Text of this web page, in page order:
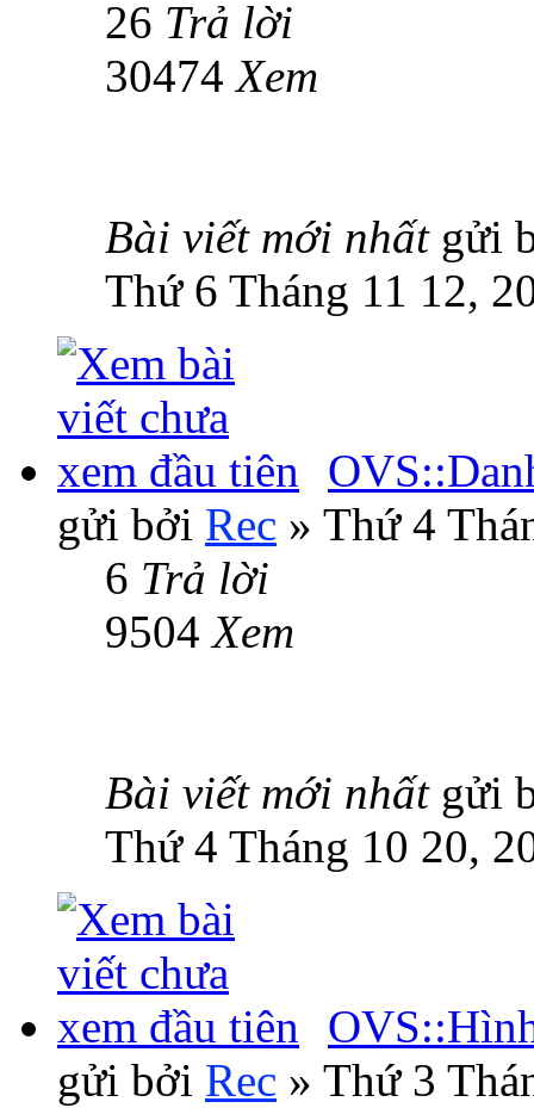
26 Trả lời
30474Xem
Bài viết mới nhất gửi
Thứ 6 Tháng 11 12,
gửi bởi Rec » Thứ 4
6 Trả lời
9504Xem
Bài viết mới nhất gửi
Thứ 4 Tháng 10 20,
gửi bởi Rec » Thứ 3